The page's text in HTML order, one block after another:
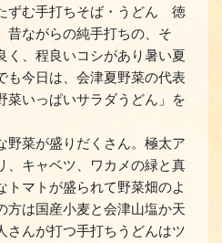
ずむ手打ちそば・うどん 徳
昔ながらの純手打ちの、そ
く、程良いコシがあり暑い夏
も今日は、会津夏野菜の代表
菜いっぱいサラダうどん」を
菜が盛りだくさん。極太ア
、キャベツ、ワカメの緑と真
トマトが盛られて野菜畑のよ
方は国産小麦と会津山塩か天
さんが打つ手打ちうどんはツ